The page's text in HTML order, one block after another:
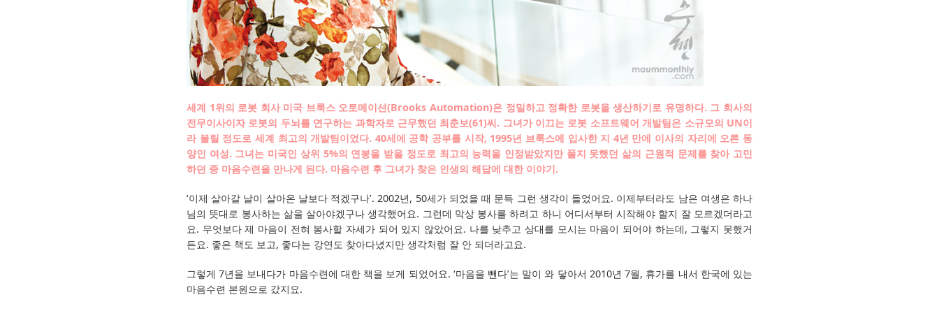
세계 1위의 로봇 회사 미국 브룩스 오토메이션(Brooks Automation)은 정밀하고 정확한 로봇을 생산하기로 유명하다. 그 회사의
전무이사이자 로봇의 두뇌를 연구하는 과학자로 근무했던 최춘보(61)씨. 그녀가 이끄는 로봇 소프트웨어 개발팀은 소규모의 UN이
라 불릴 정도로 세계 최고의 개발팀이었다. 40세에 공학 공부를 시작, 1995년 브룩스에 입사한 지 4년 만에 이사의 자리에 오른 동
양인 여성. 그녀는 미국인 상위 5%의 연봉을 받을 정도로 최고의 능력을 인정받았지만 풀지 못했던 삶의 근원적 문제를 찾아 고민
하던 중 마음수련을 만나게 된다. 마음수련 후 그녀가 찾은 인생의 해답에 대한 이야기.
‘이제 살아갈 날이 살아온 날보다 적겠구나’. 2002년, 50세가 되었을 때 문득 그런 생각이 들었어요. 이제부터라도 남은 여생은 하나
님의 뜻대로 봉사하는 삶을 살아야겠구나 생각했어요. 그런데 막상 봉사를 하려고 하니 어디서부터 시작해야 할지 잘 모르겠더라고
요. 무엇보다 제 마음이 전혀 봉사할 자세가 되어 있지 않았어요. 나를 낮추고 상대를 모시는 마음이 되어야 하는데, 그렇지 못했거
든요. 좋은 책도 보고, 좋다는 강연도 찾아다녔지만 생각처럼 잘 안 되더라고요.
그렇게 7년을 보내다가 마음수련에 대한 책을 보게 되었어요. ‘마음을 뺀다’는 말이 와 닿아서 2010년 7월, 휴가를 내서 한국에 있는
마음수련 본원으로 갔지요.